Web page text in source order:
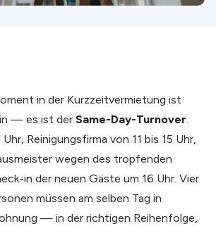
in der Kurzzeitvermietung ist
— es ist der Same-Day-Turnover.
Reinigungsfirma von 11 bis 15 Uhr,
wegen des tropfenden
in der neuen Gäste um 16 Uhr. Vier
müssen am selben Tag in
— in der richtigen Reihenfolge,